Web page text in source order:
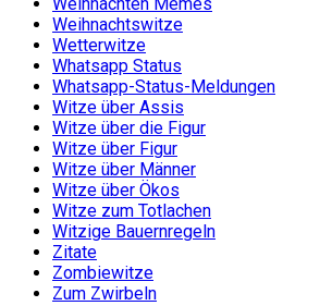
Weihnachtswitze
Wetterwitze
Whatsapp Status
Whatsapp-Status-Meldungen
Witze über Assis
Witze über die Figur
Witze über Figur
Witze über Männer
Witze über Ökos
Witze zum Totlachen
Witzige Bauernregeln
Zitate
Zombiewitze
Zum Zwirbeln